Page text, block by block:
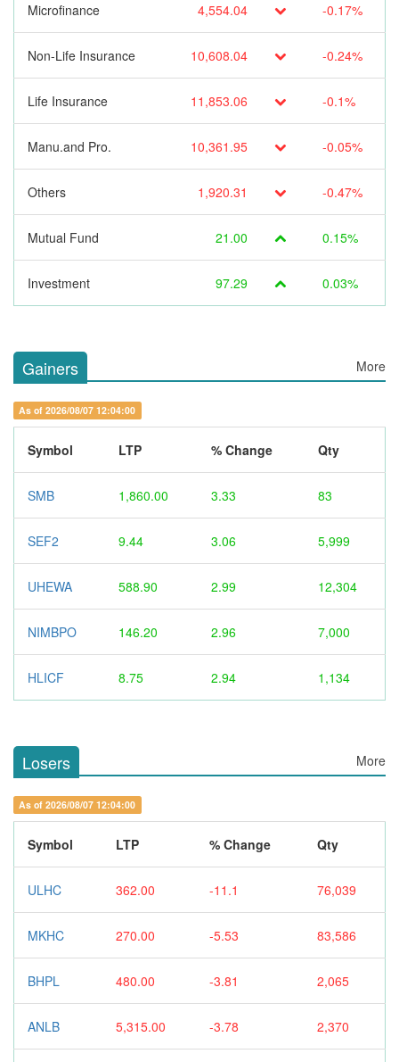
Microfinance 4,554.04 -0.17%
Non-Life Insurance 10,608.04 -0.24%
Life Insurance 11,853.06 -0.1%
Manu.and Pro. 10,361.95 -0.05%
Others 1,920.31 -0.47%
Mutual Fund 21.00 0.15%
Investment 97.29 0.03%
Gainers More
As of 2026/08/07 12:04:00
Symbol LTP % Change Qty
SMB 1,860.00 3.33 83
SEF2 9.44 3.06 5,999
UHEWA 588.90 2.99 12,304
NIMBPO 146.20 2.96 7,000
HLICF 8.75 2.94 1,134
Losers More
As of 2026/08/07 12:04:00
Symbol LTP % Change Qty
ULHC 362.00 -11.1 76,039
MKHC 270.00 -5.53 83,586
BHPL 480.00 -3.81 2,065
ANLB 5,315.00 -3.78 2,370